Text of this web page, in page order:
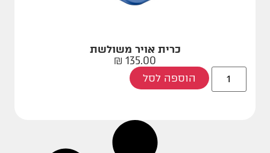
כרית אויר משולשת
135.00
₪
הוספה לסל